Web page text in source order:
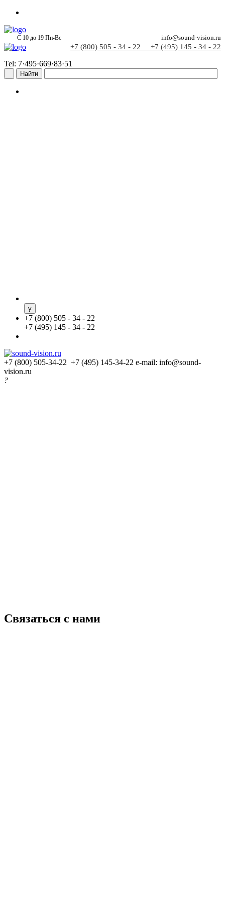
С 10 до 19 Пн-Вс info@sound-vision.ru
+7 (800) 505 - 34 - 22 +7 (495) 145 - 34 - 22
Tel: 7·495·669·83·51
+7 (800) 505 - 34 - 22
+7 (495) 145 - 34 - 22
+7 (800) 505-34-22 +7 (495) 145-34-22 e-mail: info@sound-
vision.ru
?
Связаться с нами